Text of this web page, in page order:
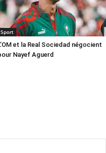
Sport
et la Real Sociedad négocient
Nayef Aguerd